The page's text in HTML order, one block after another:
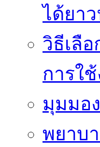
ได้ยา
วิธีเลื
การใ
มุมมอ
พยาบ